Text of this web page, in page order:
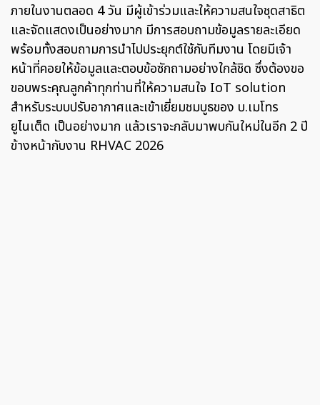
ภายในงานตลอด 4 วัน มีผู้เข้าร่วมและให้ความสนใจชุดสาธิต
และจัดแสดงเป็นอย่างมาก มีการสอบถามข้อมูลรายละเอียด
พร้อมทั้งสอบถามการนำไปประยุกต์ใช้กับทีมงาน โดยมีเจ้า
หน้าที่คอยให้ข้อมูลและตอบข้อซักถามอย่างใกล้ชิด ซึ่งต้องขอ
ขอบพระคุณลูกค้าทุกท่านที่ให้ความสนใจ IoT solution
สำหรับระบบปรับอากาศและเข้าเยี่ยมชมบูธของ บ.เมโทร
ยูไนเต็ด เป็นอย่างมาก แล้วเราจะกลับมาพบกันใหม่ในอีก 2 ปี
ข้างหน้ากับงาน RHVAC 2026